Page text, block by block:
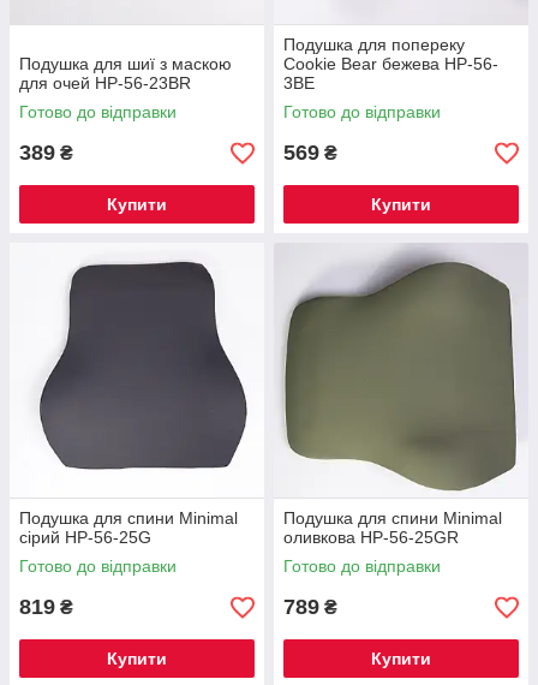
Подушка для шиї з маскою
для очей HP-56-23BR
Готово до відправки
389 ₴
Купити
Подушка для попереку
Cookie Bear бежева HP-56-
3BE
Готово до відправки
569 ₴
Купити
Подушка для спини Minimal
сірий HP-56-25G
Готово до відправки
819 ₴
Купити
Подушка для спини Minimal
оливкова HP-56-25GR
Готово до відправки
789 ₴
Купити